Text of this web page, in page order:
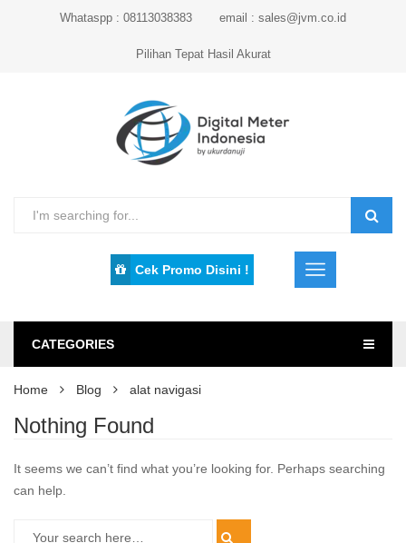
Whataspp : 08113038383 email : sales@jvm.co.id
Pilihan Tepat Hasil Akurat
Cek Promo Disini !
CATEGORIES
Home Blog alat navigasi
Nothing Found
It seems we can’t find what you’re looking for. Perhaps searching
can help.